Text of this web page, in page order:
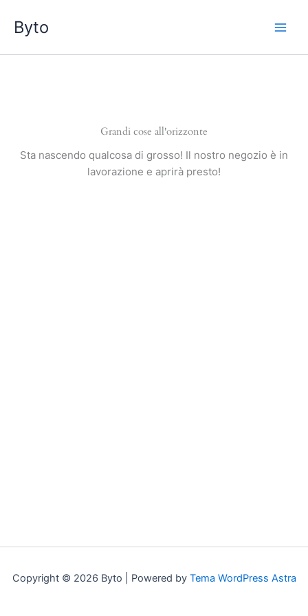
contenuto
Byto
Grandi cose all'orizzonte
Sta nascendo qualcosa di grosso! Il nostro negozio è in
lavorazione e aprirà presto!
Copyright © 2026 Byto | Powered by Tema WordPress Astra